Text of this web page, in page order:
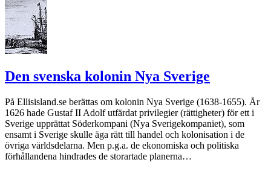
Den svenska kolonin Nya Sverige
På Ellisisland.se berättas om kolonin Nya Sverige (1638-1655). År
1626 hade Gustaf II Adolf utfärdat privilegier (rättigheter) för ett i
Sverige upprättat Söderkompani (Nya Sverigekompaniet), som
ensamt i Sverige skulle äga rätt till handel och kolonisation i de
övriga världsdelarna. Men p.g.a. de ekonomiska och politiska
förhållandena hindrades de storartade planerna…